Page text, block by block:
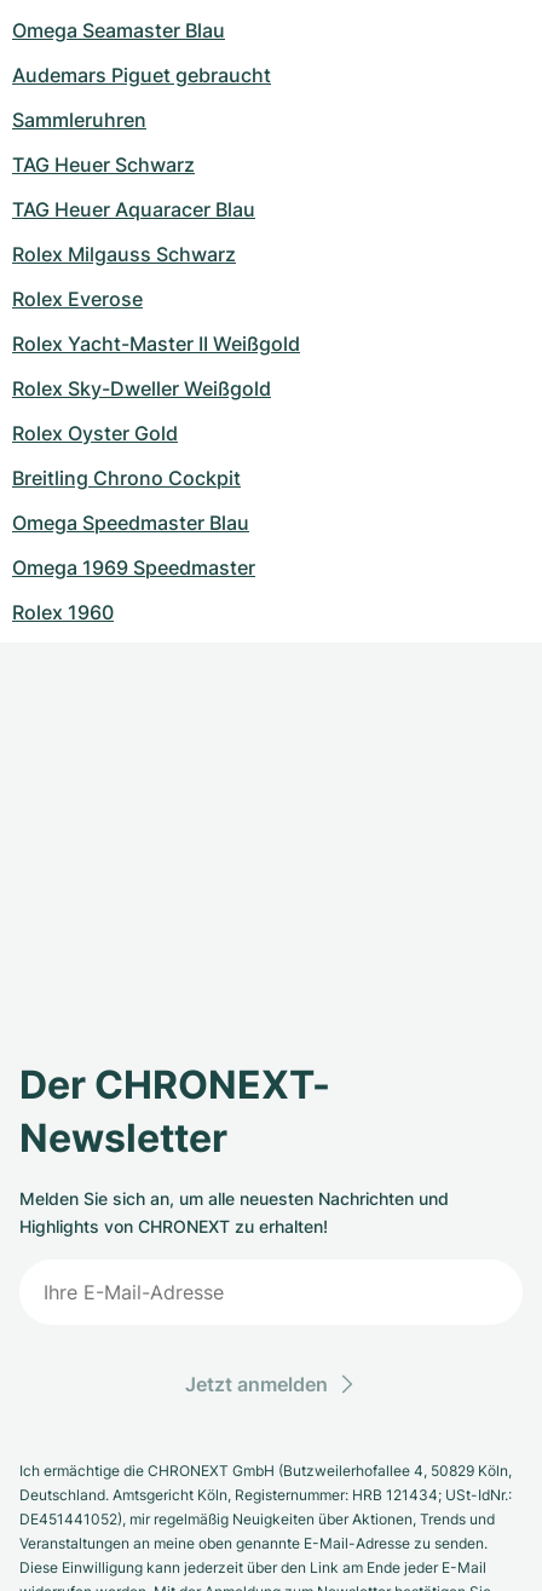
Omega Seamaster Blau
Audemars Piguet gebraucht
Sammleruhren
TAG Heuer Schwarz
TAG Heuer Aquaracer Blau
Rolex Milgauss Schwarz
Rolex Everose
Rolex Yacht-Master II Weißgold
Rolex Sky-Dweller Weißgold
Rolex Oyster Gold
Breitling Chrono Cockpit
Omega Speedmaster Blau
Omega 1969 Speedmaster
Rolex 1960
Der CHRONEXT-
Newsletter
Melden Sie sich an, um alle neuesten Nachrichten und
Highlights von CHRONEXT zu erhalten!
Jetzt anmelden
Ich ermächtige die CHRONEXT GmbH (Butzweilerhofallee 4, 50829 Köln,
Deutschland. Amtsgericht Köln, Registernummer: HRB 121434; USt-IdNr.:
DE451441052), mir regelmäßig Neuigkeiten über Aktionen, Trends und
Veranstaltungen an meine oben genannte E-Mail-Adresse zu senden.
Diese Einwilligung kann jederzeit über den Link am Ende jeder E-Mail